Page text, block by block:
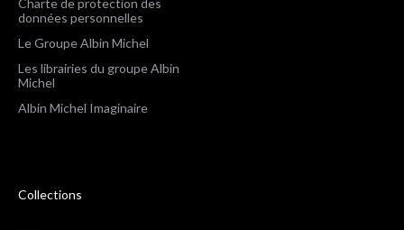
Charte de protection des
données personnelles
Le Groupe Albin Michel
Les librairies du groupe Albin
Michel
Albin Michel Imaginaire
Collections